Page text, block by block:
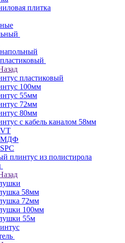
плитка
пластиковый
100мм
55мм
72мм
80мм
с кабель каналом 58мм
МДФ
плинтус из полистирола
58мм
72мм
100мм
55м